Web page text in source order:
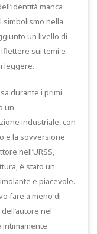
manca
simbolismo nella
un livello di
sui temi e
leggere.
durante i primi
un
industriale, con
e la sovversione
nell’URSS,
è stato un
e piacevole.
fare a meno di
nel
intimamente